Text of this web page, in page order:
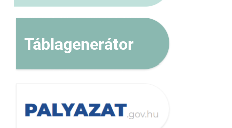
Táblagenerátor